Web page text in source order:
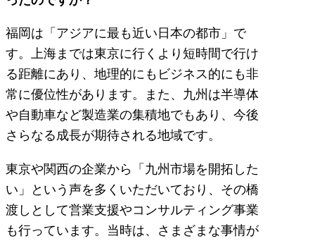
福岡は「アジアに最も近い日本の都市」で
す。上海までは東京に行くより短時間で行け
る距離にあり、地理的にもビジネス的にも非
常に優位性があります。また、九州は半導体
や自動車など製造業の集積地でもあり、今後
さらなる成長が期待される地域です。
東京や関西の企業から「九州市場を開拓した
い」という声を多くいただいており、その橋
渡しとして営業支援やコンサルティング事業
も行っています。当時は、さまざまな事情が